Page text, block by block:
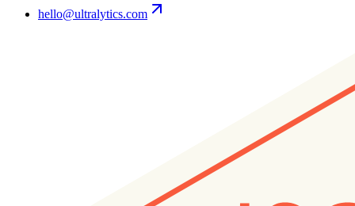
hello@ultralytics.com